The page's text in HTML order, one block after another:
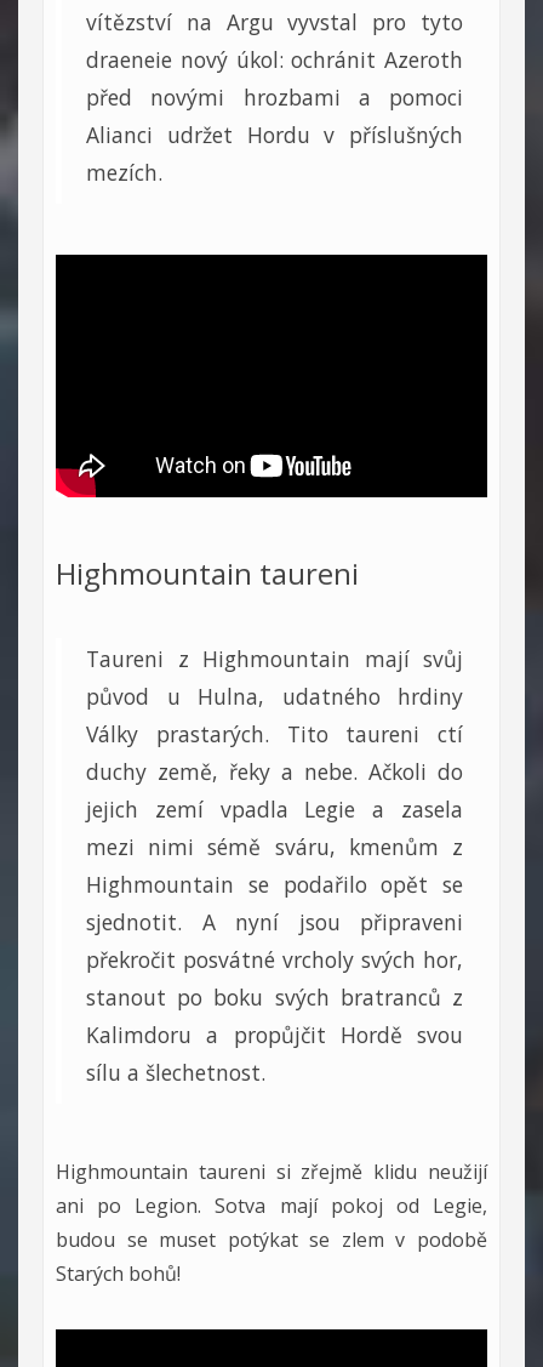
vítězství na Argu vyvstal pro tyto
draeneie nový úkol: ochránit Azeroth
před novými hrozbami a pomoci
Alianci udržet Hordu v příslušných
mezích.
Highmountain taureni
Taureni z Highmountain mají svůj
původ u Hulna, udatného hrdiny
Války prastarých. Tito taureni ctí
duchy země, řeky a nebe. Ačkoli do
jejich zemí vpadla Legie a zasela
mezi nimi sémě sváru, kmenům z
Highmountain se podařilo opět se
sjednotit. A nyní jsou připraveni
překročit posvátné vrcholy svých hor,
stanout po boku svých bratranců z
Kalimdoru a propůjčit Hordě svou
sílu a šlechetnost.
Highmountain taureni si zřejmě klidu neužijí
ani po Legion. Sotva mají pokoj od Legie,
budou se muset potýkat se zlem v podobě
Starých bohů!